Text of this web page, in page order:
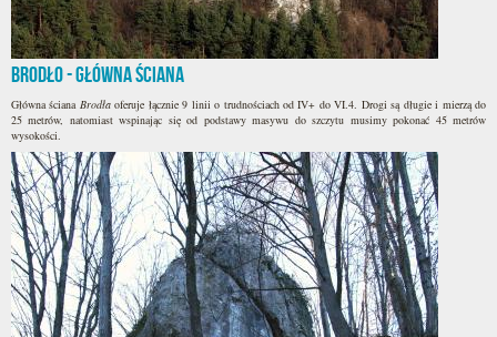
Brodło - główna ściana
Główna ściana Brodłaoferuje łącznie 9 linii o trudnościach od IV+ do VI.4. Drogi są długie i mierzą do
25 metrów, natomiast wspinając się od podstawy masywu do szczytu musimy pokonać 45 metrów
wysokości.